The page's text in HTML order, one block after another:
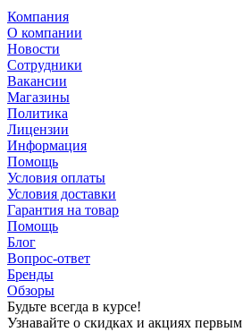
Компания
О компании
Новости
Сотрудники
Вакансии
Магазины
Политика
Лицензии
Информация
Помощь
Условия оплаты
Условия доставки
Гарантия на товар
Помощь
Блог
Вопрос-ответ
Бренды
Обзоры
Будьте всегда в курсе!
Узнавайте о скидках и акциях первым